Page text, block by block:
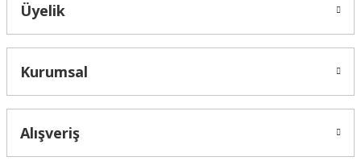
Üyelik
Kurumsal
Alışveriş